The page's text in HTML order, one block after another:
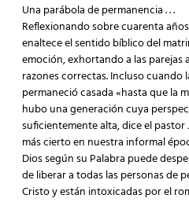
Una parábola de permanencia . . .
Reflexionando sobre cuarenta
enaltece el sentido bíblico del
emoción, exhortando a las parejas
razones correctas. Incluso
permaneció casada «hasta que la
hubo una generación cuya
suficientemente alta, dice el pastor
más cierto en nuestra informal
Dios según su Palabra puede
de liberar a todas las personas de
Cristo y están intoxicadas por el